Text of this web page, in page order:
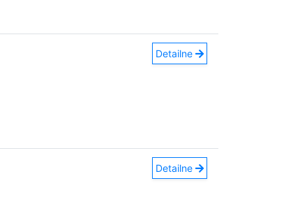
Detailne
Detailne